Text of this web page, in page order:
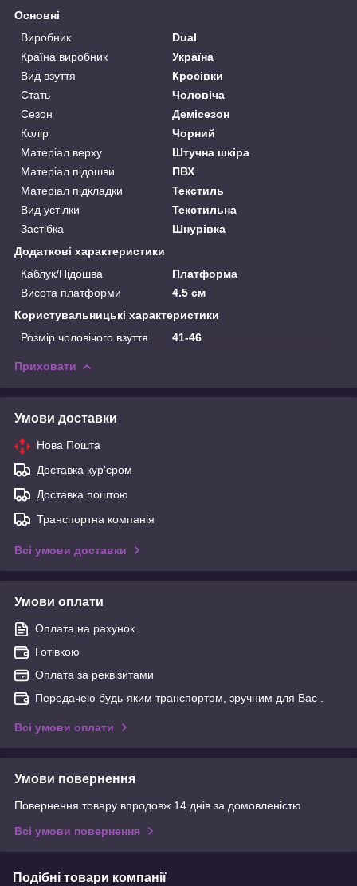
Основні
Виробник
Dual
Країна виробник
Україна
Вид взуття
Кросівки
Стать
Чоловіча
Сезон
Демісезон
Колір
Чорний
Матеріал верху
Штучна шкіра
Матеріал підошви
ПВХ
Матеріал підкладки
Текстиль
Вид устілки
Текстильна
Застібка
Шнурівка
Додаткові характеристики
Каблук/Підошва
Платформа
Висота платформи
4.5 см
Користувальницькі характеристики
Розмір чоловічого взуття
41-46
Приховати
Умови доставки
Нова Пошта
Доставка кур'єром
Доставка поштою
Транспортна компанія
Всі умови доставки
Умови оплати
Оплата на рахунок
Готівкою
Оплата за реквізитами
Передачею будь-яким транспортом, зручним для Вас .
Всі умови оплати
Умови повернення
Повернення товару впродовж 14 днів за домовленістю
Всі умови повернення
Подібні товари компанії